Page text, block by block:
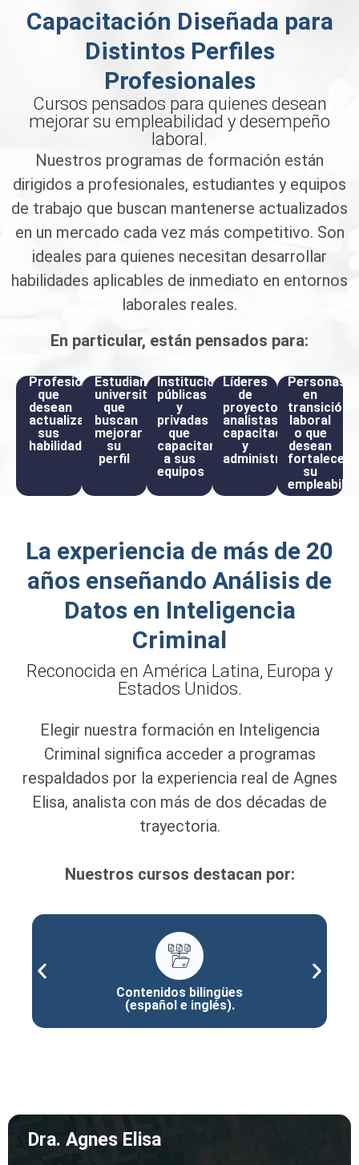
Capacitación Diseñada para
Distintos Perfiles
Profesionales
Cursos pensados para quienes desean
mejorar su empleabilidad y desempeño
laboral.
Nuestros programas de formación están
dirigidos a profesionales, estudiantes y equipos
de trabajo que buscan mantenerse actualizados
en un mercado cada vez más competitivo. Son
ideales para quienes necesitan desarrollar
habilidades aplicables de inmediato en entornos
laborales reales.
En particular, están pensados para:
Profesionales
que
desean
actualizar
sus
habilidades
Estudiantes
universitarios
que
buscan
mejorar
su
perfil
Instituciones
públicas
y
privadas
que
capacitan
a sus
equipos
Líderes
de
proyecto,
analistas,
capacitadores
y
administrativos
Personas
en
transición
laboral
o que
desean
fortalecer
su
La experiencia de más de 20
años enseñando Análisis de
Datos en Inteligencia
Criminal
Reconocida en América Latina, Europa y
Estados Unidos.
Elegir nuestra formación en Inteligencia
Criminal significa acceder a programas
respaldados por la experiencia real de Agnes
Elisa, analista con más de dos décadas de
trayectoria.
Nuestros cursos destacan por:
Contenidos bilingües
(español e inglés).
Dra. Agnes Elisa